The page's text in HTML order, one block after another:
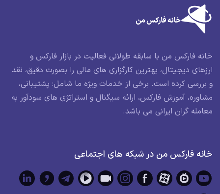
خانه فارکس من با سابقه طولانی فعالیت در بازار فارکس و
ارزهای دیجیتال، بهترین کارگزاری های مالی را بصورت دقیق، نقد
و بررسی کرده است. برخی از خدمات ویژه ما شامل: پشتیبانی،
مشاوره، آموزش فارکس، ارائه سیگنال و استراتژی های سودآور به
معامله گران ایرانی می باشد.
خانه فارکس من در شبکه های اجتماعی